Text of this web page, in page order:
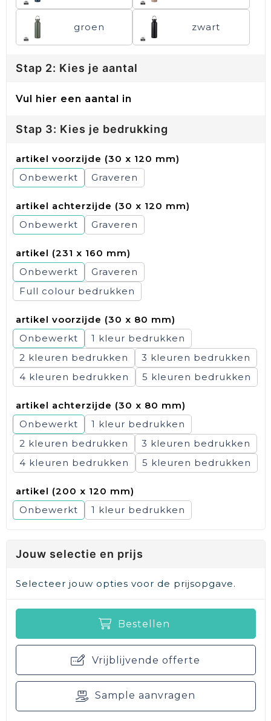
groen zwart
Stap 2: Kies je aantal
Vul hier een aantal in
Stap 3: Kies je bedrukking
artikel voorzijde (30 x 120 mm)
Onbewerkt
Graveren
artikel achterzijde (30 x 120 mm)
Onbewerkt
Graveren
artikel (231 x 160 mm)
Onbewerkt
Graveren
Full colour
artikel voorzijde (30 x 80 mm)
Onbewerkt
1
2
3
4
5
artikel achterzijde (30 x 80 mm)
Onbewerkt
1
2
3
4
5
artikel (200 x 120 mm)
Onbewerkt
1
Jouw selectie en prijs
Selecteer jouw opties voor de prijsopgave.
Bestellen
Vrijblijvende offerte
Sample aanvragen